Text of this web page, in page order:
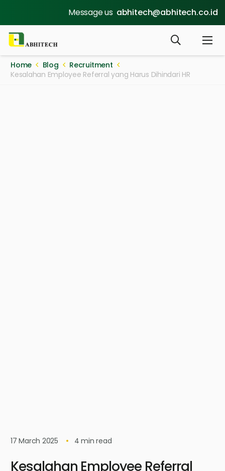
Message us abhitech@abhitech.co.id
Home Blog
Recruitment
Kesalahan Employee Referral yang Harus Dihindari HR
17 March 2025 4 min read
Kesalahan Employee Referral